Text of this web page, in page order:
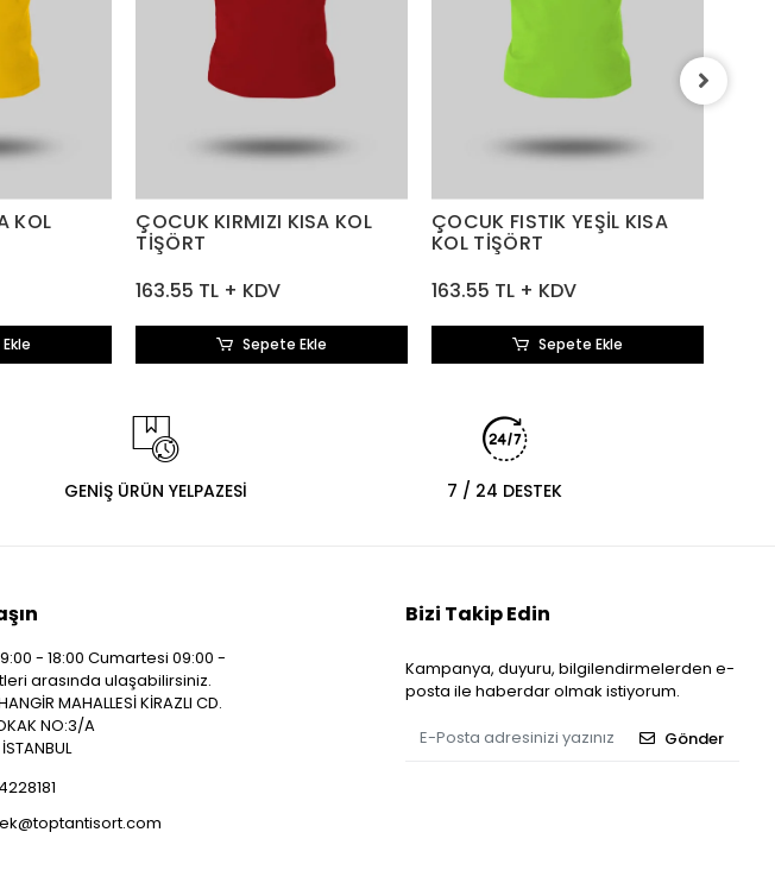
KOL ÇOCUK KIRMIZI KISA KOL
TİŞÖRT
163.55 TL + KDV
Sepete Ekle
ÇOCUK FISTIK YEŞİL KISA
KOL TİŞÖRT
163.55 TL + KDV
Sepete Ekle
GENİŞ ÜRÜN YELPAZESİ 7 / 24 DESTEK
- 18:00 Cumartesi 09:00 -
arasında ulaşabilirsiniz.
MAHALLESİ KİRAZLI CD.
NO:3/A
Bizi Takip Edin
Kampanya, duyuru, bilgilendirmelerden e-
posta ile haberdar olmak istiyorum.
Gönder